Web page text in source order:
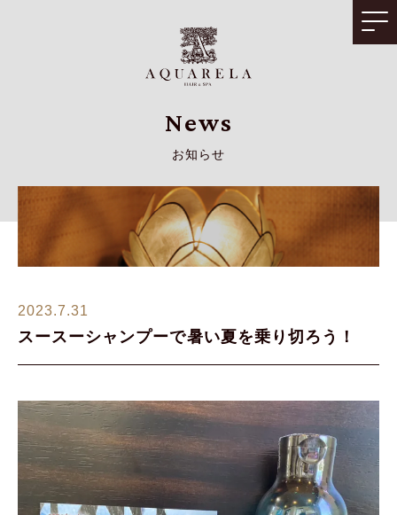
News
お知らせ
2023.7.31
スースーシャンプーで暑い夏を乗り切ろう！